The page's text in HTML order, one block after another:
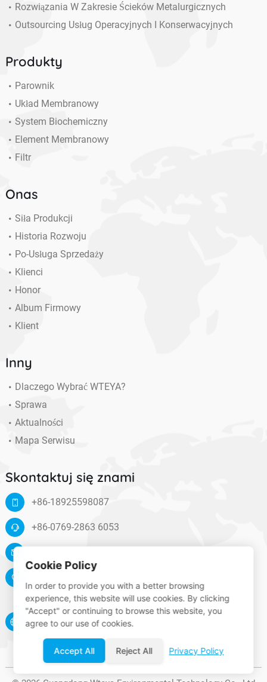
Rozwiązania W Zakresie Ścieków Metalurgicznych
Outsourcing Usług Operacyjnych I Konserwacyjnych
Produkty
Parownik
Układ Membranowy
System Biochemiczny
Element Membranowy
Filtr
Onas
Siła Produkcji
Historia Rozwoju
Po-Usługa Sprzedaży
Klienci
Honor
Album Firmowy
Klient
Inny
Dlaczego Wybrać WTEYA?
Sprawa
Aktualności
Mapa Serwisu
Skontaktuj się znami
+86-18925598087
+86-0769-2863 6053
District, Dongguan, Guangdong, China
www.wteya.com
Cookie Policy
In order to provide you with a better browsing
experience, this website will use cookies. By clicking
"Accept" or continuing to browse this website, you
agree to our use of cookies.
Accept All Reject All Privacy Policy